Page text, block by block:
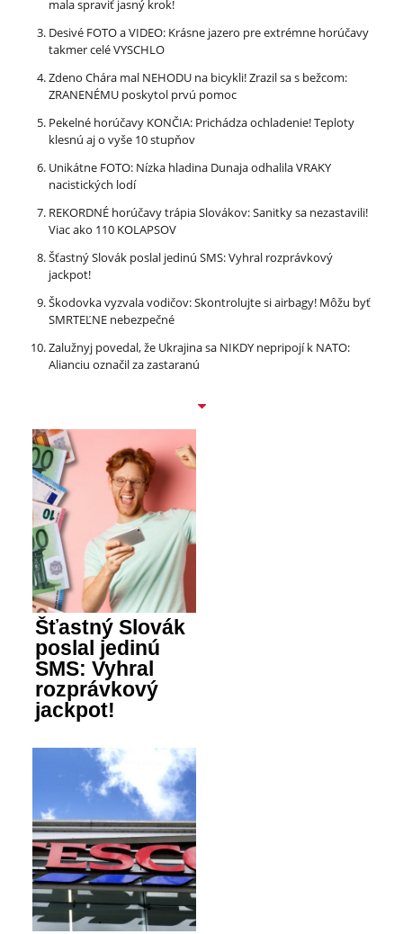
mala spraviť jasný krok!
Desivé FOTO a VIDEO: Krásne jazero pre extrémne horúčavy
takmer celé VYSCHLO
Zdeno Chára mal NEHODU na bicykli! Zrazil sa s bežcom:
ZRANENÉMU poskytol prvú pomoc
Pekelné horúčavy KONČIA: Prichádza ochladenie! Teploty
klesnú aj o vyše 10 stupňov
Unikátne FOTO: Nízka hladina Dunaja odhalila VRAKY
nacistických lodí
REKORDNÉ horúčavy trápia Slovákov: Sanitky sa nezastavili!
Viac ako 110 KOLAPSOV
Šťastný Slovák poslal jedinú SMS: Vyhral rozprávkový
jackpot!
Škodovka vyzvala vodičov: Skontrolujte si airbagy! Môžu byť
SMRTEĽNE nebezpečné
Zalužnyj povedal, že Ukrajina sa NIKDY nepripojí k NATO:
Alianciu označil za zastaranú
Šťastný Slovák
poslal jedinú
SMS: Vyhral
rozprávkový
jackpot!